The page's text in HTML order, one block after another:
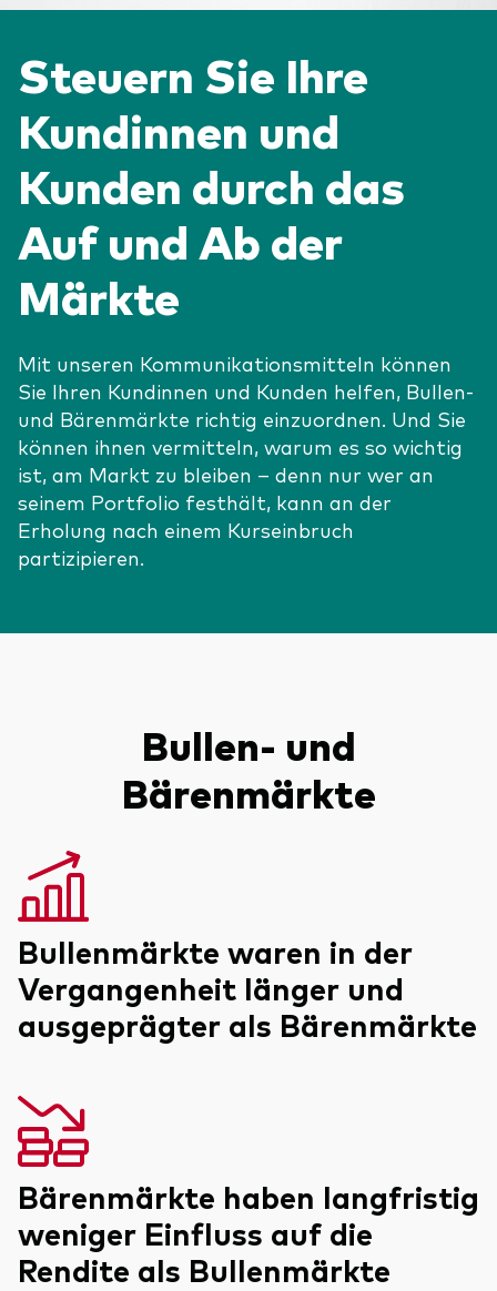
Aktien
Anleihen
ESG / SRI
ETFs
Indexfonds
LifeStrategy
Modellportfolios
Money market
Investieren mit uns
Benchmark-Anbieter
Fondsdokumente und Richtlinien
Events
Marktausblick 2026
Säulen
Erfolgreiche Unternehmensführung
Financial Planning
Investment Know how
Marktkommentare
Ihr Wissenshub: Studien & Analysen
Ressourcen
Research
Betrugsprävention
Steuern Sie Ihre
Kundinnen und
Kunden durch das
Auf und Ab der
Märkte
Mit unseren Kommunikationsmitteln können
Sie Ihren Kundinnen und Kunden helfen, Bullen-
und Bärenmärkte richtig einzuordnen. Und Sie
können ihnen vermitteln, warum es so wichtig
ist, am Markt zu bleiben – denn nur wer an
seinem Portfolio festhält, kann an der
Erholung nach einem Kurseinbruch
partizipieren.
Bullen- und
Bärenmärkte
Bullenmärkte waren in der
Vergangenheit länger und
ausgeprägter als Bärenmärkte
Bärenmärkte haben langfristig
weniger Einfluss auf die
Rendite als Bullenmärkte